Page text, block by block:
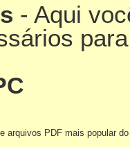
- Aqui
arquivos PDF mais popular